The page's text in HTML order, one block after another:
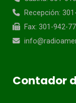
Recepción:
Fax: 301-942-
Contador